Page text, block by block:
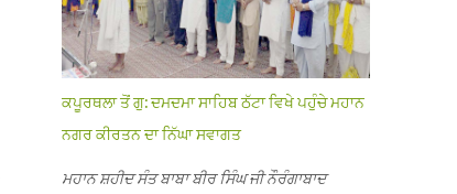
ਕਪੂਰਥਲਾ ਤੋਂ ਗੁ: ਦਮਦਮਾ ਸਾਹਿਬ ਠੱਟਾ ਵਿਖੇ ਪਹੁੰਚੇ ਮਹਾਨ
ਨਗਰ ਕੀਰਤਨ ਦਾ ਨਿੱਘਾ ਸਵਾਗਤ
ਮਹਾਨ ਸ਼ਹੀਦ ਸੰਤ ਬਾਬਾ ਬੀਰ ਸਿੰਘ ਜੀ ਨੌਰੰਗਾਬਾਦ